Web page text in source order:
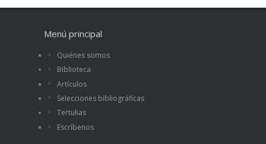
Menú principal
Quiénes somos
Biblioteca
Artículos
Selecciones bibliográficas
Tertulias
Escríbenos